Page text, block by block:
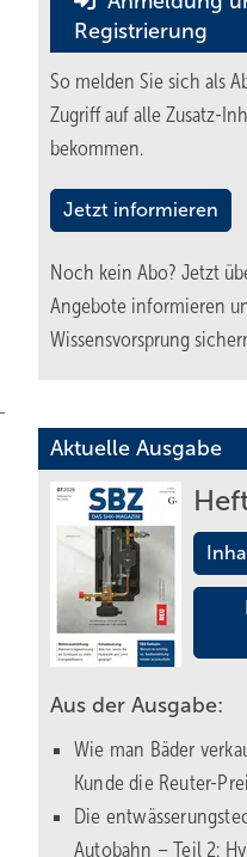
Registrierung
So melden Sie sich als
Zugriff auf alle Zusatz-
bekommen.
Jetzt informieren
Noch kein Abo? Jetzt
Angebote informieren
Wissensvorsprung
Aktuelle Ausgabe
Aus der Ausgabe:
Wie man Bäder
Kunde die Reuter-
Die
Autobahn – Teil 2: